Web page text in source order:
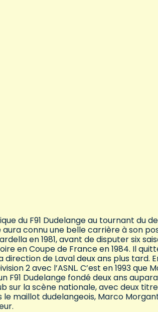
du F91 Dudelange au tournant du
connu une belle carrière à son
en 1981, avant de disputer six
en Coupe de France en 1984. Il
direction de Laval deux ans plus tard.
2 avec l’ASNL. C’est en 1993
F91 Dudelange fondé deux ans
sur la scène nationale, avec deux
le maillot dudelangeois, Marco